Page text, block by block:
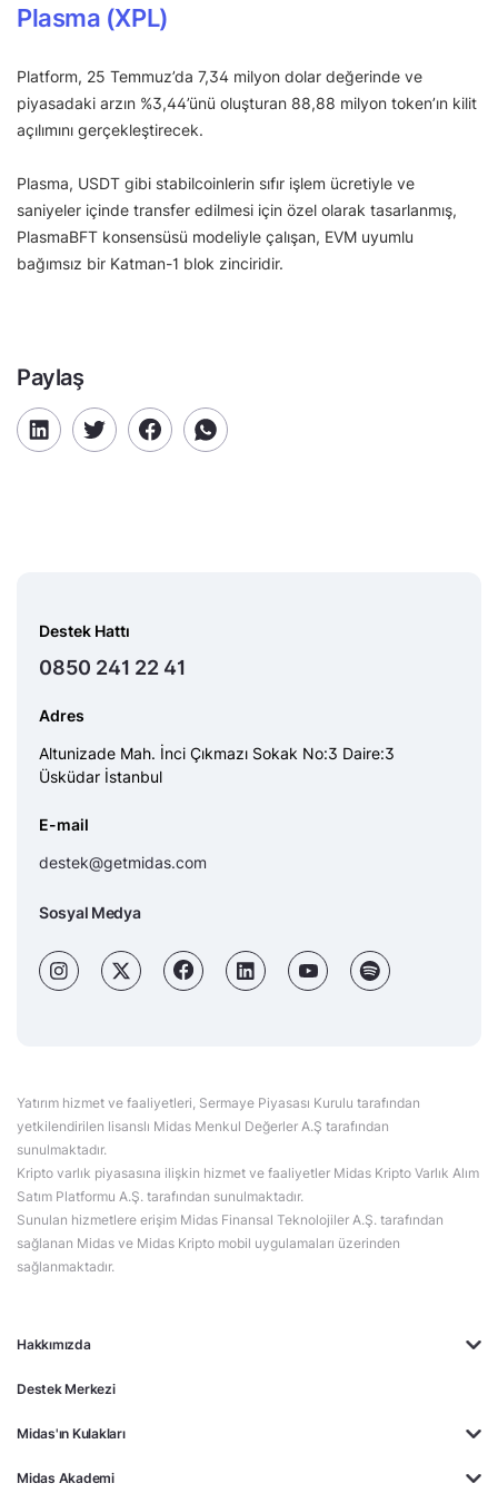
Plasma (XPL)
Platform, 25 Temmuz’da 7,34 milyon dolar değerinde ve
piyasadaki arzın %3,44’ünü oluşturan 88,88 milyon token’ın kilit
açılımını gerçekleştirecek.
Plasma, USDT gibi stabilcoinlerin sıfır işlem ücretiyle ve
saniyeler içinde transfer edilmesi için özel olarak tasarlanmış,
PlasmaBFT konsensüsü modeliyle çalışan, EVM uyumlu
bağımsız bir Katman-1 blok zinciridir.
Paylaş
Hakkımızda
Destek Merkezi
Midas'ın Kulakları
Midas Akademi
Destek Hattı
0850 241 22 41
Adres
Altunizade Mah. İnci Çıkmazı Sokak No:3 Daire:3
Üsküdar İstanbul
E-mail
destek@getmidas.com
Sosyal Medya
Yatırım hizmet ve faaliyetleri, Sermaye Piyasası Kurulu tarafından
yetkilendirilen lisanslı Midas Menkul Değerler A.Ş tarafından
sunulmaktadır.
Kripto varlık piyasasına ilişkin hizmet ve faaliyetler Midas Kripto Varlık Alım
Satım Platformu A.Ş. tarafından sunulmaktadır.
Sunulan hizmetlere erişim Midas Finansal Teknolojiler A.Ş. tarafından
sağlanan Midas ve Midas Kripto mobil uygulamaları üzerinden
sağlanmaktadır.